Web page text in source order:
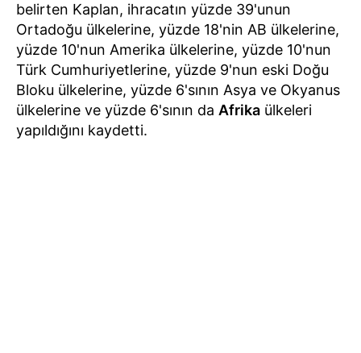
belirten Kaplan, ihracatın yüzde 39'unun
Ortadoğu ülkelerine, yüzde 18'nin AB ülkelerine,
yüzde 10'nun Amerika ülkelerine, yüzde 10'nun
Türk Cumhuriyetlerine, yüzde 9'nun eski Doğu
Bloku ülkelerine, yüzde 6'sının Asya ve Okyanus
ülkelerine ve yüzde 6'sının da Afrika ülkeleri
yapıldığını kaydetti.